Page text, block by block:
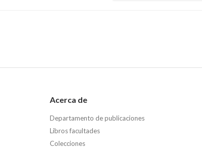
Acerca de
Departamento de publicaciones
Libros facultades
Colecciones